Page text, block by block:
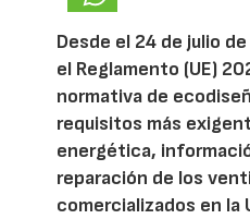
Desde el 24 de julio
el Reglamento (UE)
normativa de
requisitos más
energética,
reparación de los
comercializados en la